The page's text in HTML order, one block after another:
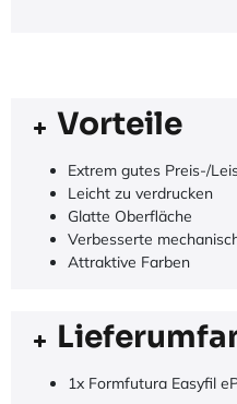
Vorteile
Extrem gutes Preis-/
Leicht zu verdrucken
Glatte Oberfläche
Verbesserte
Attraktive Farben
1x Formfutura Easyfil